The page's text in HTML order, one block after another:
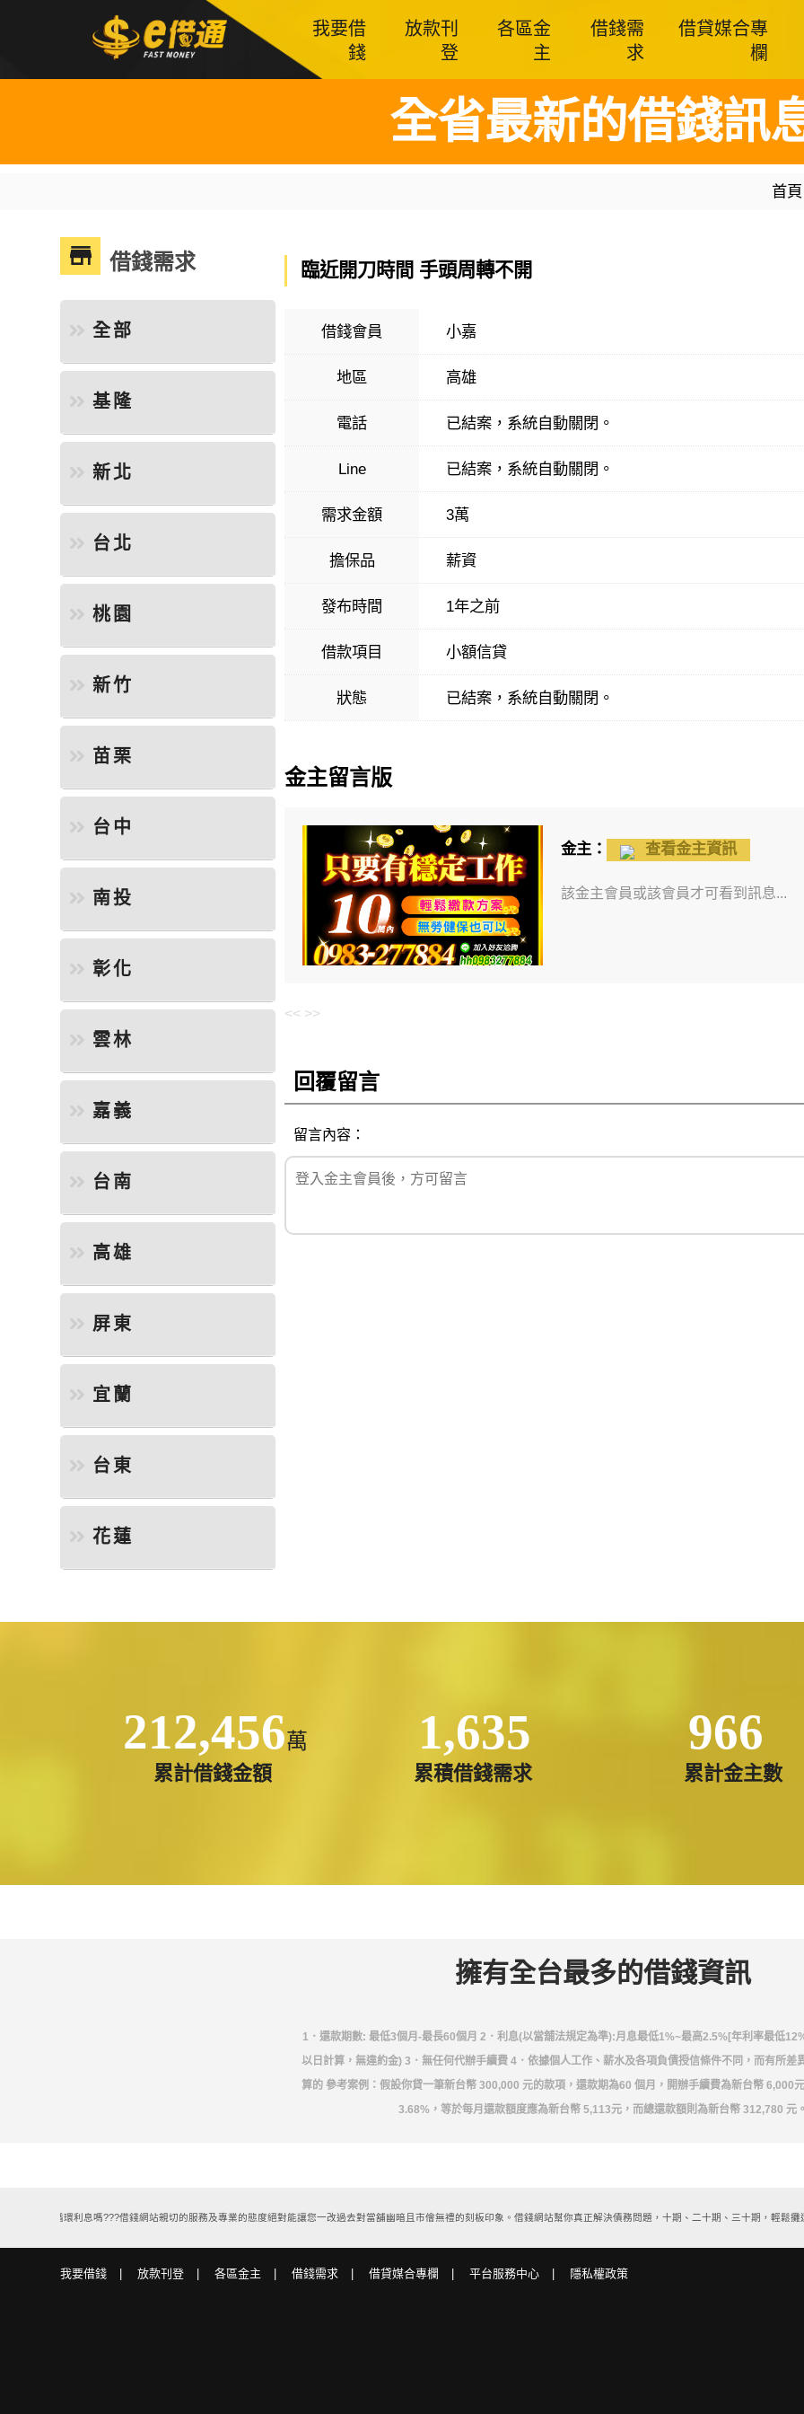
我要借
錢
放款刊
登
各區金
主
借錢需
求
借貸媒合專
欄
全省最新的借錢訊
首頁
臨近開刀時間 手頭周轉不開
借錢會員 小嘉
地區 高雄
電話 已結案，系統自動關閉。
Line 已結案，系統自動關閉。
需求金額 3萬
擔保品 薪資
發布時間 1年之前
借款項目 小額信貸
狀態 已結案，系統自動關閉。
金主留言版
金主： 查看金主資訊
該金主會員或該會員才可看到訊息...
<< >>
回覆留言
留言內容：
借錢需求
全部
基隆
新北
台北
桃園
新竹
苗栗
台中
南投
彰化
雲林
嘉義
台南
高雄
屏東
宜蘭
台東
花蓮
212,456萬
累計借錢金額
1,635
累積借錢需求
966
累計金主數
擁有全台最多的借錢資訊
1．還款期數: 最低3個月-最長60個月 2．利息(以當舖法規定為準):月息最低1%~最高2.5%[年利率最低
以日計算，無違約金) 3．無任何代辦手續費 4．依據個人工作、薪水及各項負債授信條件不同，而有所差
算的 參考案例：假設你貸一筆新台幣 300,000 元的款項，還款期為60 個月，開辦手續費為新台幣 6,000
3.68%，等於每月還款額度應為新台幣 5,113元，而總還款額則為新台幣 312,780 元
止盡的循環利息嗎???借錢網站親切的服務及專業的態度絕對能讓您一改過去對當舖幽暗且市儈無禮的刻板印象。借錢網站幫你真正解決債務問題，十期、二十期、三十期，輕鬆
我要借錢 放款刊登 各區金主 借錢需求 借貸媒合專欄 平台服務中心 隱私權政策